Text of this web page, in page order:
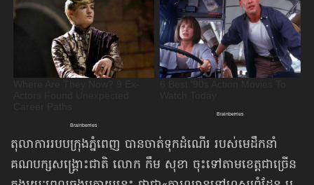
តុលាការរបបក្រុងភ្នំពេញ បានចាត់ទុកដំណើរ របស់មេដឹកនាំ​
គណបក្ស​សង្គ្រោះ​ជាតិ លោក កឹម សុខា ចុះទៅតាម​​ខេត្ត​​ជាច្រើន